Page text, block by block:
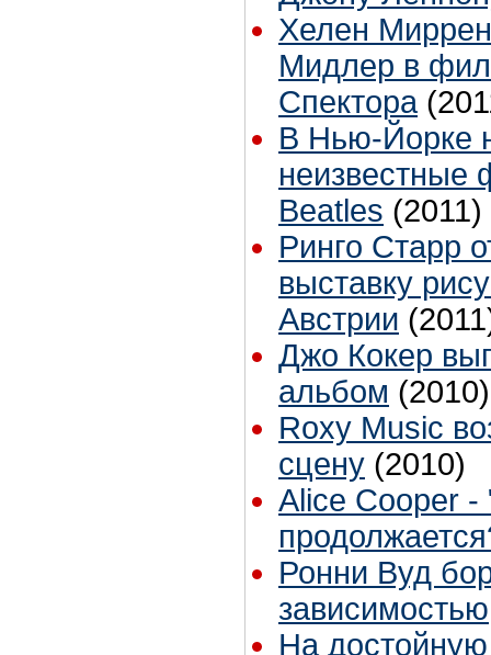
Хелен
Мидлер в
Спектора
В Нью-Йорке
неизвестные
Beatles (2011)
Ринго Старр
выставку
Австрии
Джо Кокер
альбом (2010)
Roxy Music
сцену (2010)
Alice Cooper
Ронни Вуд
зависимостью
На достойную